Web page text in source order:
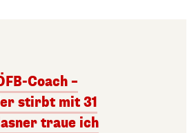
Coach –
stirbt mit 31
traue ich